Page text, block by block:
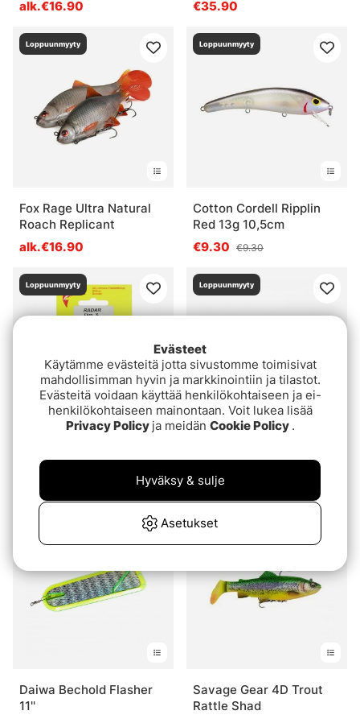
alk.€16.90
€35.90
Loppuunmyyty
Fox Rage Ultra Natural
Roach Replicant
alk.€16.90
Loppuunmyyty
Cotton Cordell Ripplin
Red 13g 10,5cm
€9.30 €9.30
Loppuunmyyty
€15.90
Loppuunmyyty
Bead 11,5 cm, 27g
€13.90
Daiwa Bechold Flasher
11''
Loppuunmyyty
Savage Gear 4D Trout
Rattle Shad
Evästeet
Käytämme evästeitä jotta sivustomme toimisivat
mahdollisimman hyvin ja markkinointiin ja tilastot.
Evästeitä voidaan käyttää henkilökohtaiseen ja ei-
henkilökohtaiseen mainontaan. Voit lukea lisää
Privacy Policy ja meidän Cookie Policy .
Asetukset
Hyväksy & sulje